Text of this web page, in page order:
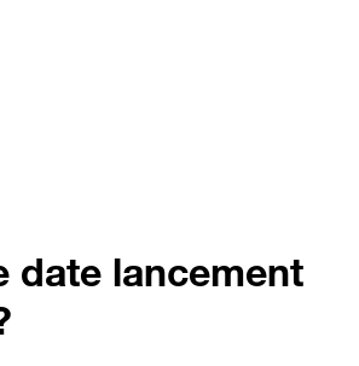
date lancement